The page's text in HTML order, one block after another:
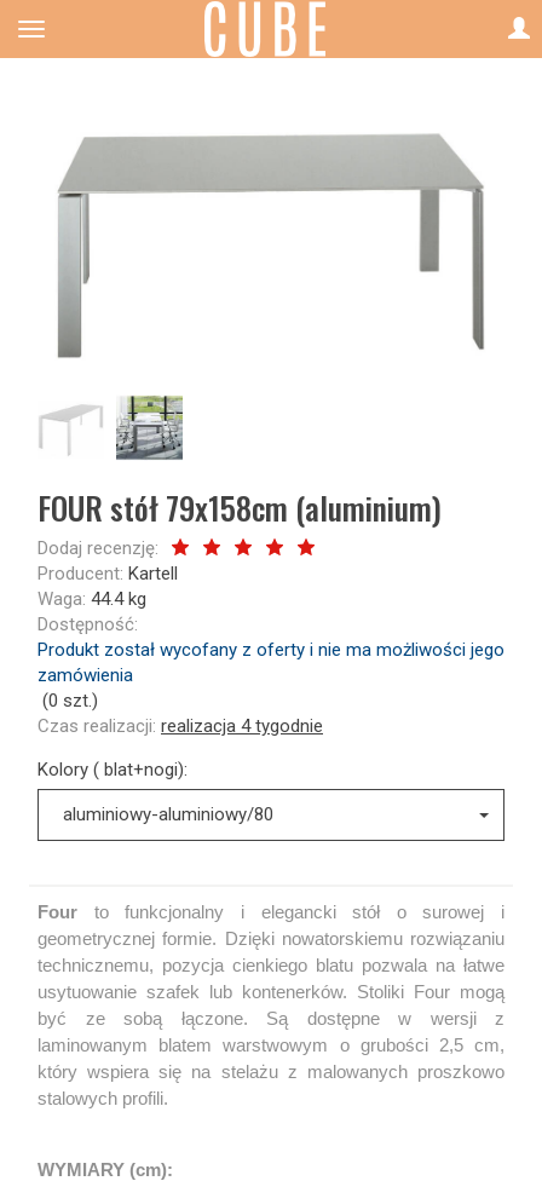
FOUR stół 79x158cm (aluminium)
Dodaj recenzję:
Producent: Kartell
Waga: 44.4kg
Dostępność:
Produkt został wycofany z oferty i nie ma możliwości jego
zamówienia
(0 szt.)
Czas realizacji: realizacja 4 tygodnie
Kolory ( blat+nogi):
aluminiowy-aluminiowy/80
Four to funkcjonalny i elegancki stół o surowej i
geometrycznej formie. Dzięki nowatorskiemu rozwiązaniu
technicznemu, pozycja cienkiego blatu pozwala na łatwe
usytuowanie szafek lub kontenerków. Stoliki Four mogą
być ze sobą łączone. Są dostępne w wersji z
laminowanym blatem warstwowym o grubości 2,5 cm,
który wspiera się na stelażu z malowanych proszkowo
stalowych profili.
WYMIARY (cm):